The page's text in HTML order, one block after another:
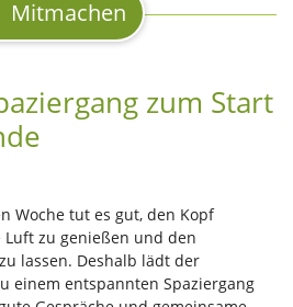
Mitmachen
zum Start
Woche tut es gut, den Kopf
zu genießen und den
lassen. Deshalb lädt der
einem entspannten Spaziergang